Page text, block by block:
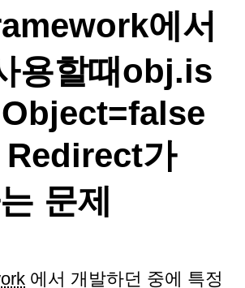
에서
용할때obj.is
Redirect가
문제
에서 개발하던 중에 특정